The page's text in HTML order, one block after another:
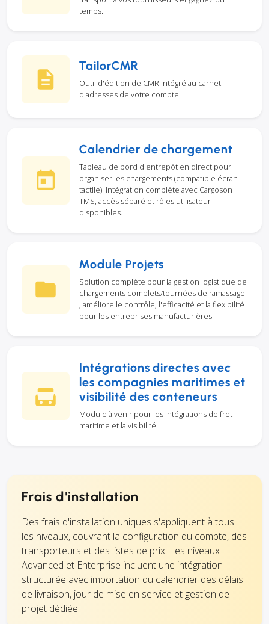
temps.
TailorCMR
Outil d'édition de CMR intégré au carnet
d'adresses de votre compte.
Calendrier de chargement
Tableau de bord d'entrepôt en direct pour
organiser les chargements (compatible écran
tactile). Intégration complète avec Cargoson
TMS, accès séparé et rôles utilisateur
disponibles.
Module Projets
Solution complète pour la gestion logistique de
chargements complets/tournées de ramassage
; améliore le contrôle, l'efficacité et la flexibilité
pour les entreprises manufacturières.
Intégrations directes avec
les compagnies maritimes et
visibilité des conteneurs
Module à venir pour les intégrations de fret
maritime et la visibilité.
Frais d'installation
Des frais d'installation uniques s'appliquent à tous
les niveaux, couvrant la configuration du compte, des
transporteurs et des listes de prix. Les niveaux
Advanced et Enterprise incluent une intégration
structurée avec importation du calendrier des délais
de livraison, jour de mise en service et gestion de
projet dédiée.